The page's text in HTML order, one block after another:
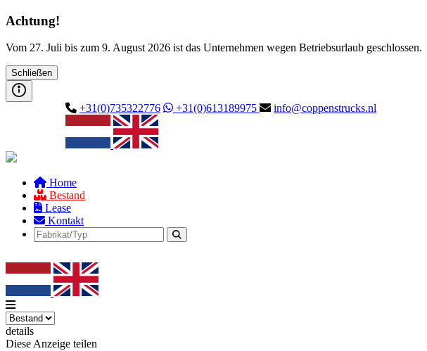
Achtung!
Vom 27. Juli bis zum 9. August 2026 ist das Unternehmen wegen Betriebsurlaub geschlossen.
Schließen
+31(0)735322776 +31(0)613189975 info@coppenstrucks.nl
Home
Bestand
Lease
Kontakt
details
Diese Anzeige teilen